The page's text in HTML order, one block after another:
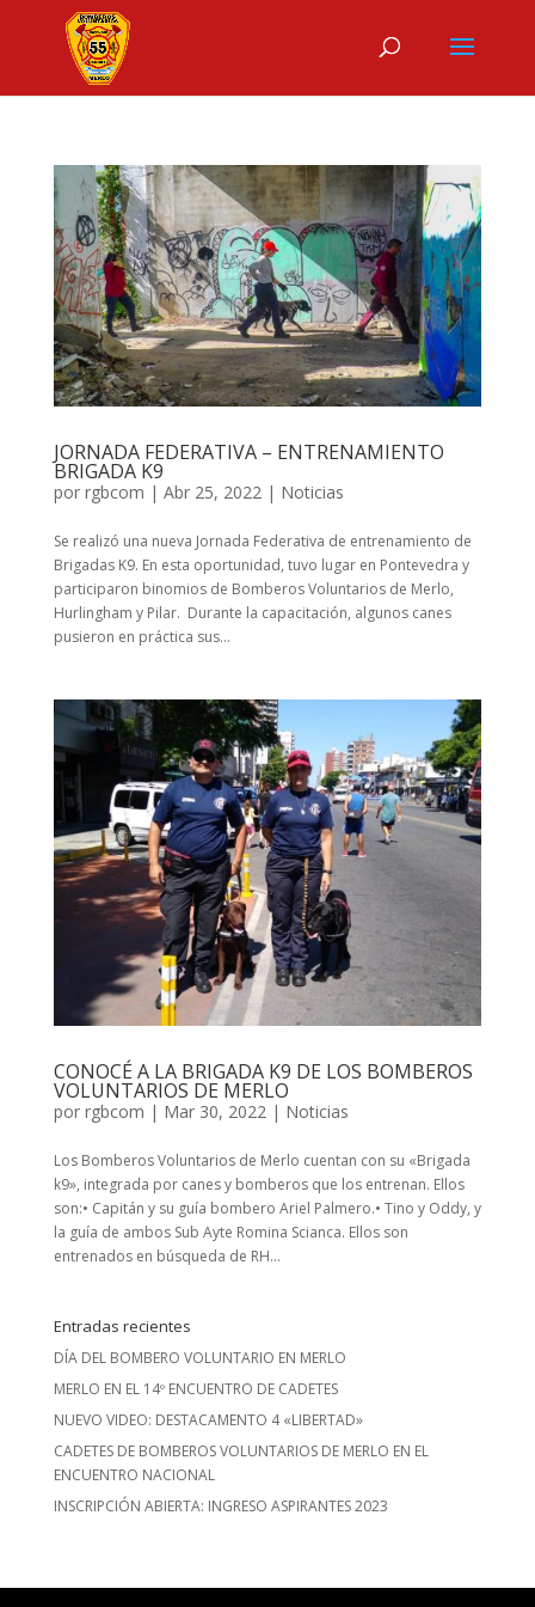
JORNADA FEDERATIVA – ENTRENAMIENTO
BRIGADA K9
por rgbcom | Abr 25, 2022 | Noticias
Se realizó una nueva Jornada Federativa de entrenamiento de
Brigadas K9. En esta oportunidad, tuvo lugar en Pontevedra y
participaron binomios de Bomberos Voluntarios de Merlo,
Hurlingham y Pilar. Durante la capacitación, algunos canes
pusieron en práctica sus...
CONOCÉ A LA BRIGADA K9 DE LOS BOMBEROS
VOLUNTARIOS DE MERLO
por rgbcom | Mar 30, 2022| Noticias
Los Bomberos Voluntarios de Merlo cuentan con su «Brigada
k9», integrada por canes y bomberos que los entrenan. Ellos
son:• Capitán y su guía bombero Ariel Palmero.• Tino y Oddy, y
la guía de ambos Sub Ayte Romina Scianca. Ellos son
entrenados en búsqueda de RH...
Entradas recientes
DÍA DEL BOMBERO VOLUNTARIO EN MERLO
MERLO EN EL 14º ENCUENTRO DE CADETES
NUEVO VIDEO: DESTACAMENTO 4 «LIBERTAD»
CADETES DE BOMBEROS VOLUNTARIOS DE MERLO EN EL
ENCUENTRO NACIONAL
INSCRIPCIÓN ABIERTA: INGRESO ASPIRANTES 2023